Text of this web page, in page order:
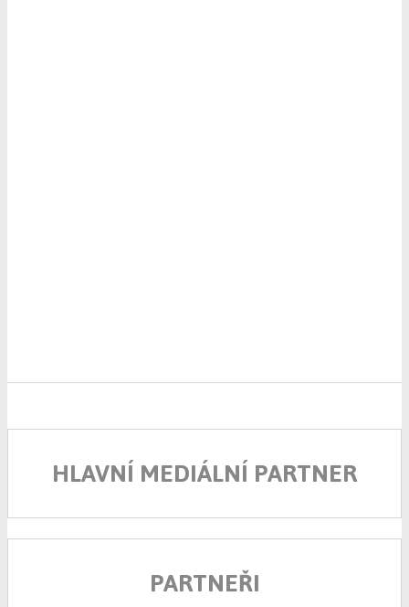
HLAVNÍ MEDIÁLNÍ PARTNER
PARTNEŘI